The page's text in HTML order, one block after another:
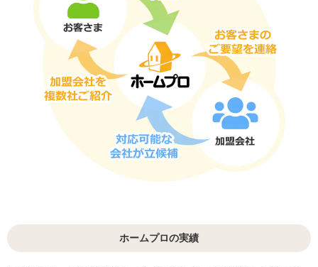
ホームプロの実績